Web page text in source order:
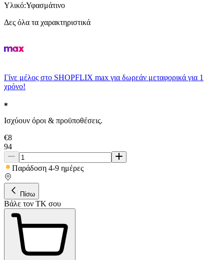
Υλικό:Υφασμάτινο
Δες όλα τα χαρακτηριστικά
Γίνε μέλος στο SHOPFLIX max για δωρεάν μεταφορικά για 1
χρόνο!
Ισχύουν όροι & προϋποθέσεις.
€8
94
Παράδοση 4-9 ημέρες
Πίσω
Βάλε τον ΤΚ σου